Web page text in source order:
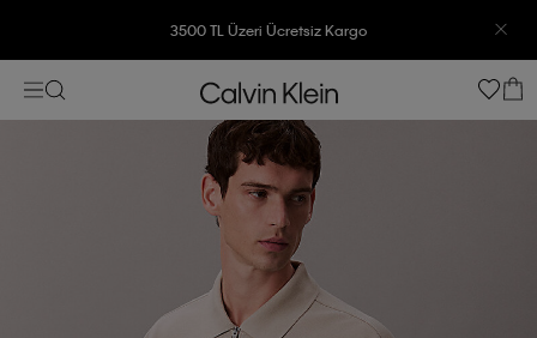
3500 TL Üzeri Ücretsiz Kargo
7500 TL Ve Üzeri Alışverişlerinizde 6 Taksit İmkanı